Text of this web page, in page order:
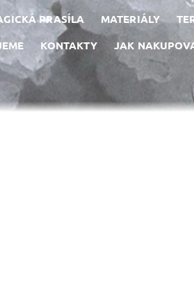
PRASÍLA MATERIÁLY
KONTAKTY JAK